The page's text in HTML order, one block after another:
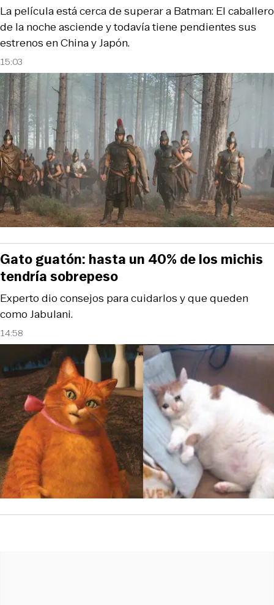
15:03
La película está cerca de superar a Batman: El caballero
de la noche asciende y todavía tiene pendientes sus
estrenos en China y Japón.
14:58
Experto dio consejos para cuidarlos y que queden
como Jabulani.
Gato guatón: hasta un 40% de los michis
tendría sobrepeso